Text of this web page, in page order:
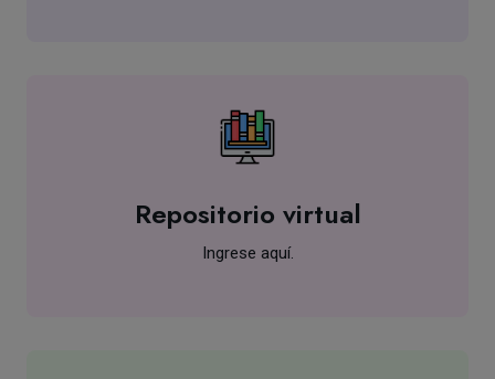
Repositorio virtual
Ingrese aquí.